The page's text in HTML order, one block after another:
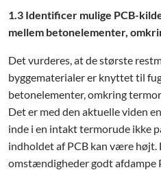
1.3 Identificer mulige PCB-
mellem betonelementer,
Det vurderes, at de største
byggematerialer er knyttet til
betonelementer, omkring
Det er med den aktuelle viden
inde i en intakt termorude ikke
indholdet af PCB kan være højt.
omstændigheder godt afdampe